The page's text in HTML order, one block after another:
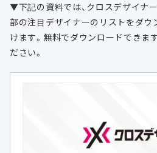
▼下記の資料では、クロスデザイナ
部の注目デザイナーのリストをダウ
けます。無料でダウンロードできま
ださい。